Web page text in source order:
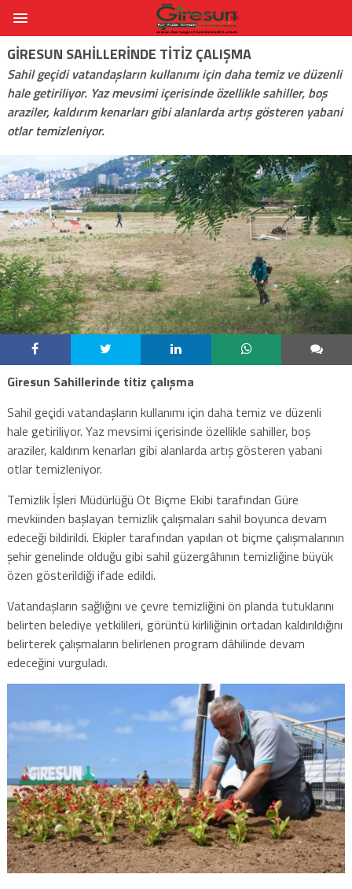
GIRESUN SAHILLERINDE TITIZ ÇALIŞMA
Sahil geçidi vatandaşların kullanımı için daha temiz ve düzenli
hale getiriliyor. Yaz mevsimi içerisinde özellikle sahiller, boş
araziler, kaldırım kenarları gibi alanlarda artış gösteren yabani
otlar temizleniyor.
Giresun Sahillerinde titiz çalışma
Sahil geçidi vatandaşların kullanımı için daha temiz ve düzenli
hale getiriliyor. Yaz mevsimi içerisinde özellikle sahiller, boş
araziler, kaldırım kenarları gibi alanlarda artış gösteren yabani
otlar temizleniyor.
Temizlik İşleri Müdürlüğü Ot Biçme Ekibi tarafından Güre
mevkiinden başlayan temizlik çalışmaları sahil boyunca devam
edeceği bildirildi. Ekipler tarafından yapılan ot biçme çalışmalarının
şehir genelinde olduğu gibi sahil güzergâhının temizliğine büyük
özen gösterildiği ifade edildi.
Vatandaşların sağlığını ve çevre temizliğini ön planda tutuklarını
belirten belediye yetkilileri, görüntü kirliliğinin ortadan kaldırıldığını
belirterek çalışmaların belirlenen program dâhilinde devam
edeceğini vurguladı.